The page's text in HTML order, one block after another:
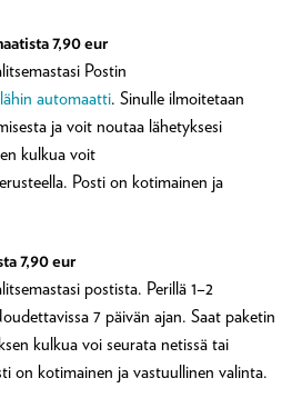
7,90 eur
Postin
automaatti. Sinulle ilmoitetaan
ja voit noutaa lähetyksesi
kulkua voit
Posti on kotimainen ja
7,90 eur
postista. Perillä 1–2
7 päivän ajan. Saat paketin
kulkua voi seurata netissä tai
on kotimainen ja vastuullinen valinta.